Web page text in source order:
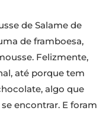
de Salame de
de framboesa,
Felizmente,
até porque tem
algo que
encontrar. E foram